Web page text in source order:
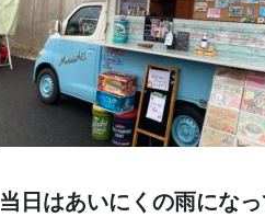
当日はあいにくの雨にな